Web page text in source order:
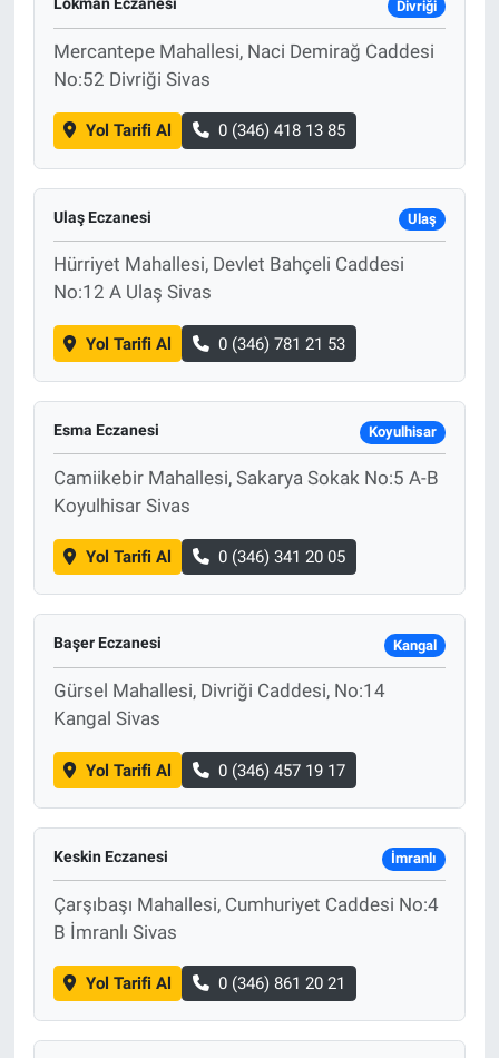
Divriği
Mercantepe Mahallesi, Naci Demirağ Caddesi
No:52 Divriği Sivas
Yol Tarifi Al 0 (346) 418 13 85
Ulaş Eczanesi Ulaş
Hürriyet Mahallesi, Devlet Bahçeli Caddesi
No:12 A Ulaş Sivas
Yol Tarifi Al 0 (346) 781 21 53
Esma Eczanesi Koyulhisar
Camiikebir Mahallesi, Sakarya Sokak No:5 A-B
Koyulhisar Sivas
Yol Tarifi Al 0 (346) 341 20 05
Başer Eczanesi Kangal
Gürsel Mahallesi, Divriği Caddesi, No:14
Kangal Sivas
Yol Tarifi Al 0 (346) 457 19 17
Keskin Eczanesi İmranlı
Çarşıbaşı Mahallesi, Cumhuriyet Caddesi No:4
B İmranlı Sivas
Yol Tarifi Al 0 (346) 861 20 21